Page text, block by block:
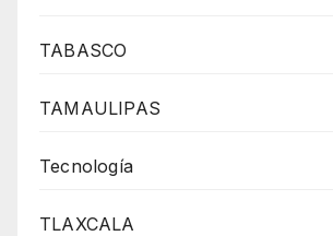
TABASCO
TAMAULIPAS
Tecnología
TLAXCALA